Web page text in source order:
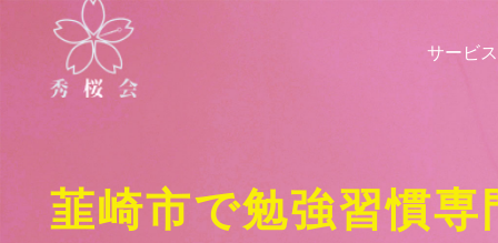
サービス
韮崎市で勉強習慣専